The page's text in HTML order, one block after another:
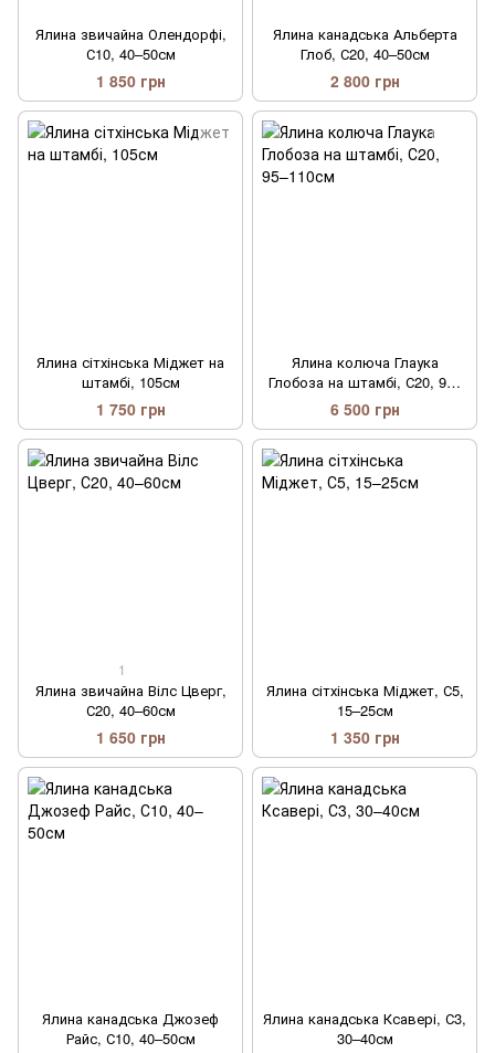
Ялина звичайна Олендорфі,
С10, 40–50см
1 850 грн
Ялина канадська Альберта
Глоб, С20, 40–50см
2 800 грн
Ялина сітхінська Міджет на
штамбі, 105см
1 750 грн
Ялина колюча Глаука
Глобоза на штамбі, С20, 95–
110см
6 500 грн
1
Ялина звичайна Вілс Цверг,
С20, 40–60см
1 650 грн
Ялина сітхінська Міджет, С5,
15–25см
1 350 грн
Ялина канадська Джозеф
Райс, С10, 40–50см
Ялина канадська Ксавері, С3,
30–40см